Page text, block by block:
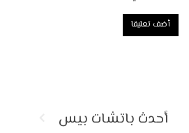
أحدث باتشات بيس